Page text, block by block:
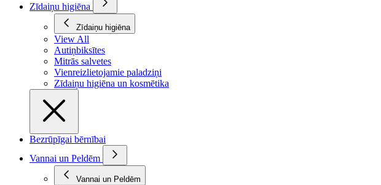
Zīdaiņu higiēna
Zīdaiņu higiēna
View All
Autiņbiksītes
Mitrās salvetes
Vienreizlietojamie paladziņi
Zīdaiņu higiēna un kosmētika
Bezrūpīgai bērnībai
Vannai un Peldēm
Vannai un Peldēm